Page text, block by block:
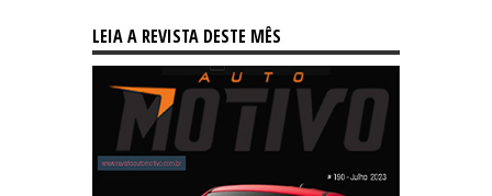
LEIA A REVISTA DESTE MÊS